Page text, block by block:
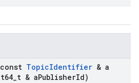
TopicIdentifier & a
t & aPublisherId)